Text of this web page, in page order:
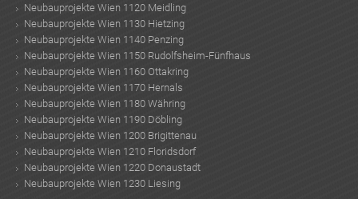
Neubauprojekte Wien 1120 Meidling
Neubauprojekte Wien 1130 Hietzing
Neubauprojekte Wien 1140 Penzing
Neubauprojekte Wien 1150 Rudolfsheim-Fünfhaus
Neubauprojekte Wien 1160 Ottakring
Neubauprojekte Wien 1170 Hernals
Neubauprojekte Wien 1180 Währing
Neubauprojekte Wien 1190 Döbling
Neubauprojekte Wien 1200 Brigittenau
Neubauprojekte Wien 1210 Floridsdorf
Neubauprojekte Wien 1220 Donaustadt
Neubauprojekte Wien 1230 Liesing